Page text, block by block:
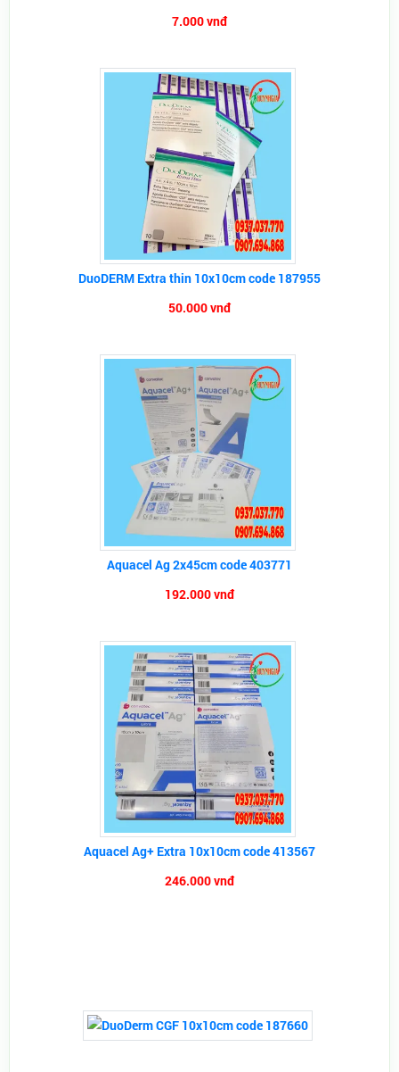
7.000 vnđ
DuoDERM Extra thin 10x10cm code 187955
50.000 vnđ
Aquacel Ag 2x45cm code 403771
192.000 vnđ
Aquacel Ag+ Extra 10x10cm code 413567
246.000 vnđ